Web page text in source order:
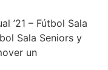
’21 – Fútbol Sala
Sala Seniors y
un